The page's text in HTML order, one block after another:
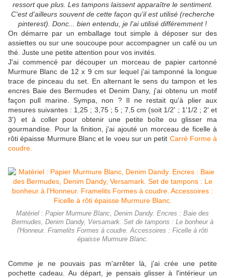
ressort que plus. Les tampons laissent apparaître le sentiment.
C'est d'ailleurs souvent de cette façon qu'il est utilisé (recherche
pinterest). Donc... bien entendu, je l'ai utilisé différemment !
On démarre par un emballage tout simple à déposer sur des
assiettes ou sur une soucoupe pour accompagner un café ou un
thé. Juste une petite attention pour vos invités.
J'ai commencé par découper un morceau de papier cartonné
Murmure Blanc de 12 x 9 cm sur lequel j'ai tamponné la longue
trace de pinceau du set. En alternant le sens du tampon et les
encres Baie des Bermudes et Denim Dany, j'ai obtenu un motif
façon pull marine. Sympa, non ? Il ne restait qu'à plier aux
mesures suivantes : 1,25 ; 3,75 ; 5 ; 7,5 cm (soit 1/2' ; 1'1/2 ; 2' et
3') et à coller pour obtenir une petite boîte ou glisser ma
gourmandise. Pour la finition, j'ai ajouté un morceau de ficelle à
rôti épaisse Murmure Blanc et le voeu sur un petit Carré Forme à
coudre.
Matériel : Papier Murmure Blanc, Denim Dandy. Encres : Baie des
Bermudes, Denim Dandy, Versamark. Set de tampons : Le bonheur à
l'Honneur. Framelits Formes à coudre. Accessoires : Ficelle à rôti
épaisse Murmure Blanc.
Comme je ne pouvais pas m'arrêter là, j'ai crée une petite
pochette cadeau. Au départ, je pensais glisser à l'intérieur un